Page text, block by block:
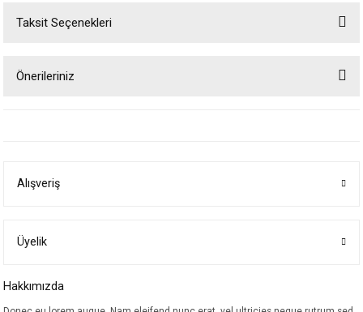
Taksit Seçenekleri
Önerileriniz
Ürün bilgilerinde hatalar bulunuyor.
Bu ürüne benzer farklı alternatifler olmalı.
Alışveriş
Üyelik
Hakkımızda